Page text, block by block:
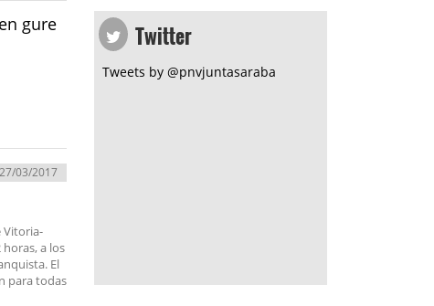
gure
27/03/2017
Vitoria-
a los
El
para todas
Twitter
Tweets by @pnvjuntasaraba